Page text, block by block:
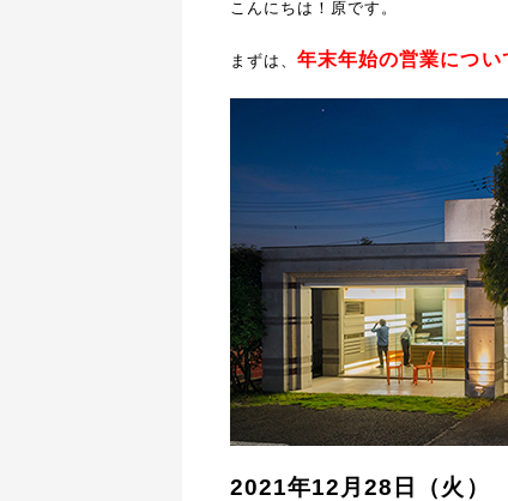
こんにちは！原です。
まずは、年末年始の営業につい
2021年12月28日（火）